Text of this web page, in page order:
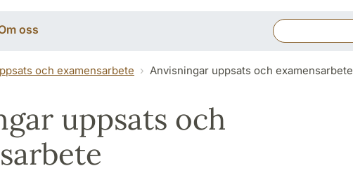
oss
och examensarbete Anvisningar uppsats och examensarbete
uppsats och